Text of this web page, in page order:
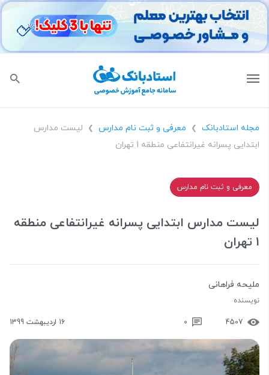
مجله استادبانک ❯ معرفی و ثبت نام مدارس ❯
لیست مدارس
ابتدایی پسرانه غیرانتفاعی منطقه 1 تهران
معرفی و ثبت نام مدارس
لیست مدارس ابتدایی پسرانه غیرانتفاعی منطقه
1 تهران
ملیحه فراهانی
نویسنده
4507
0 16 اردیبهشت 1399